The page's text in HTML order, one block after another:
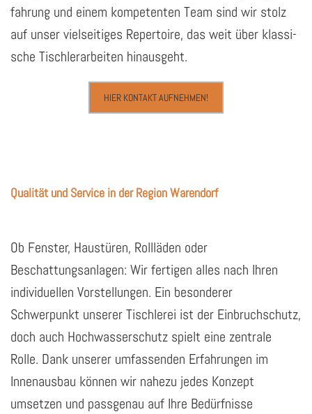
fah­rung und einem kom­pe­ten­ten Team sind wir stolz
auf unser viel­sei­ti­ges Re­per­toire, das weit über klas­si­
sche Tisch­ler­ar­bei­ten hin­aus­geht.
HIER KONTAKT AUFNEHMEN!
Qualität und Service in der Region Warendorf
Ob Fenster, Haustüren, Rollläden oder
Beschattungsanlagen: Wir fertigen alles nach Ihren
individuellen Vorstellungen. Ein besonderer
Schwerpunkt unserer Tischlerei ist der Einbruchschutz,
doch auch Hochwasserschutz spielt eine zentrale
Rolle. Dank unserer umfassenden Erfahrungen im
Innenausbau können wir nahezu jedes Konzept
umsetzen und passgenau auf Ihre Bedürfnisse